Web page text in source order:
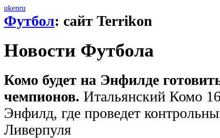
ukenru
Футбол: сайт Terrikon
Новости Футбола
Комо будет на Энфилде
чемпионов. Итальянский Комо 16
Энфилд, где проведет
Ливерпуля